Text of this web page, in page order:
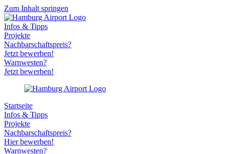
Zum Inhalt springen
Infos & Tipps
Projekte
Nachbarschaftspreis?
Jetzt bewerben!
Warnwesten?
Jetzt bewerben!
Startseite
Infos & Tipps
Projekte
Nachbarschaftspreis?
Hier bewerben!
Warnwesten?